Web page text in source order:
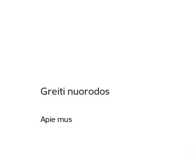
Greiti nuorodos
Apie mus